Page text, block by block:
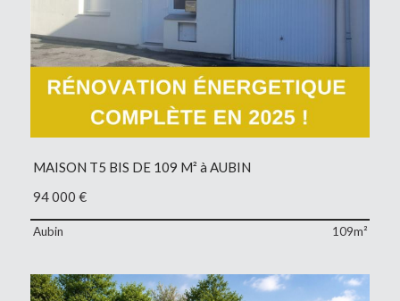
MAISON T5 BIS DE 109 M² à AUBIN
94 000 €
Aubin 109m²